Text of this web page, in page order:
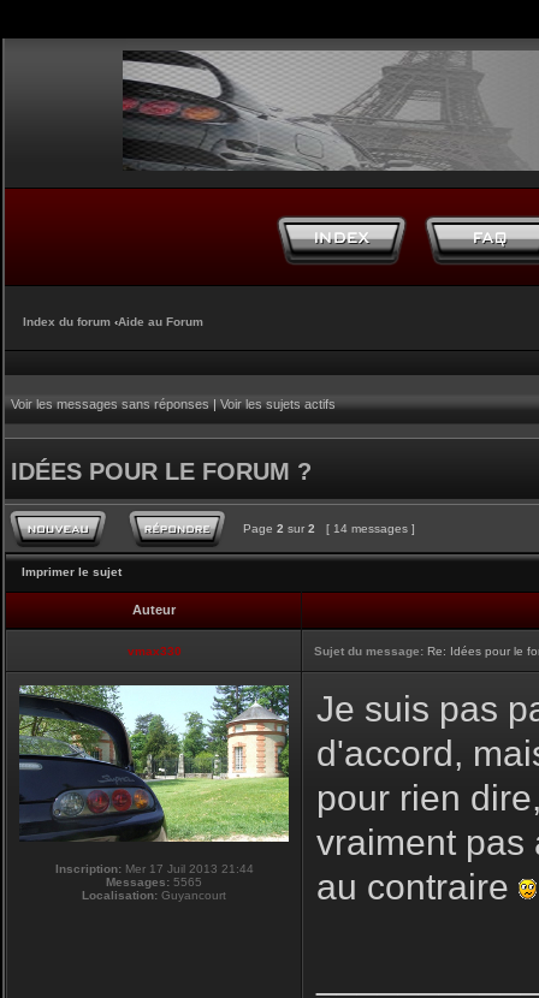
Index du forum ‹Aide au Forum
Voir les messages sans réponses|Voir les sujets actifs
IDÉES POUR LE FORUM ?
Page 2 sur 2 [ 14 messages ]
Imprimer le sujet
Auteur
vmax330 Sujet du message: Re: Idées pour le
Inscription:Mer 17 Juil 2013 21:44
Messages: 5565
Localisation: Guyancourt
Je suis pas
d'accord,
pour rien
vraiment pas
au contraire